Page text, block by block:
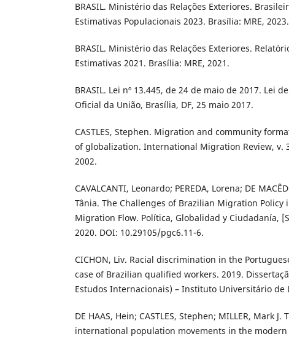
BRASIL. Ministério das Relações Exteriores.
Estimativas Populacionais 2023. Brasília: MRE, 2023.
BRASIL. Ministério das Relações Exteriores.
Estimativas 2021. Brasília: MRE, 2021.
BRASIL. Lei nº 13.445, de 24 de maio de 2017. Lei
Oficial da União, Brasília, DF, 25 maio 2017.
CASTLES, Stephen. Migration and community
of globalization. International Migration Review, v.
2002.
CAVALCANTI, Leonardo; PEREDA, Lorena; DE
Tânia. The Challenges of Brazilian Migration Policy
Migration Flow. Política, Globalidad y Ciudadanía,
2020. DOI: 10.29105/pgc6.11-6.
CICHON, Liv. Racial discrimination in the
case of Brazilian qualified workers. 2019.
Estudos Internacionais) – Instituto Universitário de
DE HAAS, Hein; CASTLES, Stephen; MILLER, Mark
international population movements in the modern